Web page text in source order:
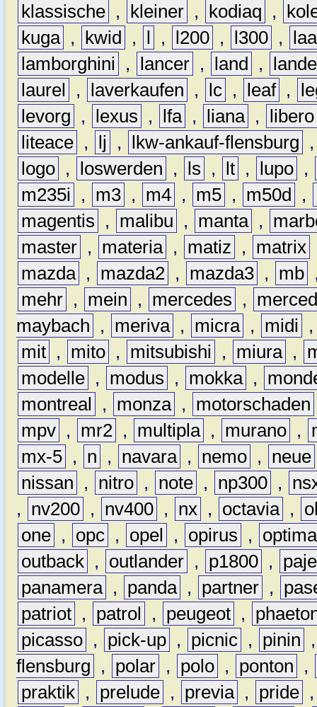
klassische , kleiner , kodiaq ,
kuga , kwid , l , l200 , l300 ,
lamborghini
, lancer , land ,
laurel
, laverkaufen , lc , leaf ,
levorg
, lexus , lfa , liana ,
libero
liteace , lj , lkw-ankauf-flensburg
logo , loswerden , ls , lt , lupo ,
m235i
, m3 , m4 , m5 , m50d ,
magentis
, malibu , manta ,
master , materia , matiz , matrix
mazda , mazda2 , mazda3 , mb
mehr , mein , mercedes ,
maybach
, meriva , micra , midi
mit , mito , mitsubishi , miura ,
modelle , modus , mokka ,
montreal
, monza , motorschaden
mpv , mr2 , multipla , murano ,
mx-5 , n , navara , nemo , neue
nissan
, nitro , note , np300 ,
,
nv200 , nv400 , nx , octavia ,
one , opc , opel , opirus ,
optima
outback , outlander , p1800 ,
panamera , panda , partner ,
patriot , patrol , peugeot ,
picasso , pick-up , picnic , pinin
flensburg
, polar , polo , ponton
,
praktik , prelude , previa , pride